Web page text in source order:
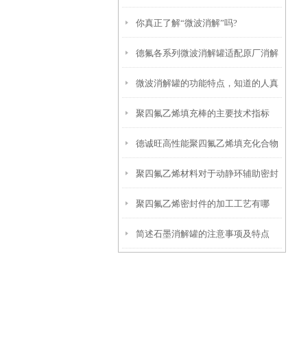
你真正了解“微波消解”吗?
德氟各系列微波消解罐适配原厂消解
仪
微波消解罐的功能特点，知道的人真
的很少！
聚四氟乙烯填充棒的主要技术指标
德诚旺高性能聚四氟乙烯填充化合物
聚四氟乙烯材料对于动静环辅助密封
圈的应用
聚四氟乙烯密封件的加工工艺有哪
些？
简述石墨消解罐的注意事项及特点